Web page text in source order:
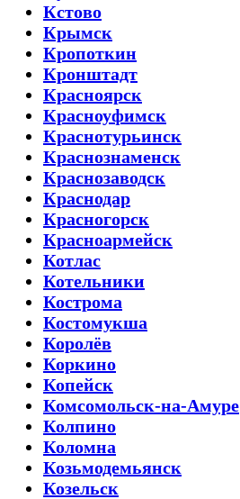
Кстово
Крымск
Кропоткин
Кронштадт
Красноярск
Красноуфимск
Краснотурьинск
Краснознаменск
Краснозаводск
Краснодар
Красногорск
Красноармейск
Котлас
Котельники
Кострома
Костомукша
Королёв
Коркино
Копейск
Комсомольск-на-Амуре
Колпино
Коломна
Козьмодемьянск
Козельск